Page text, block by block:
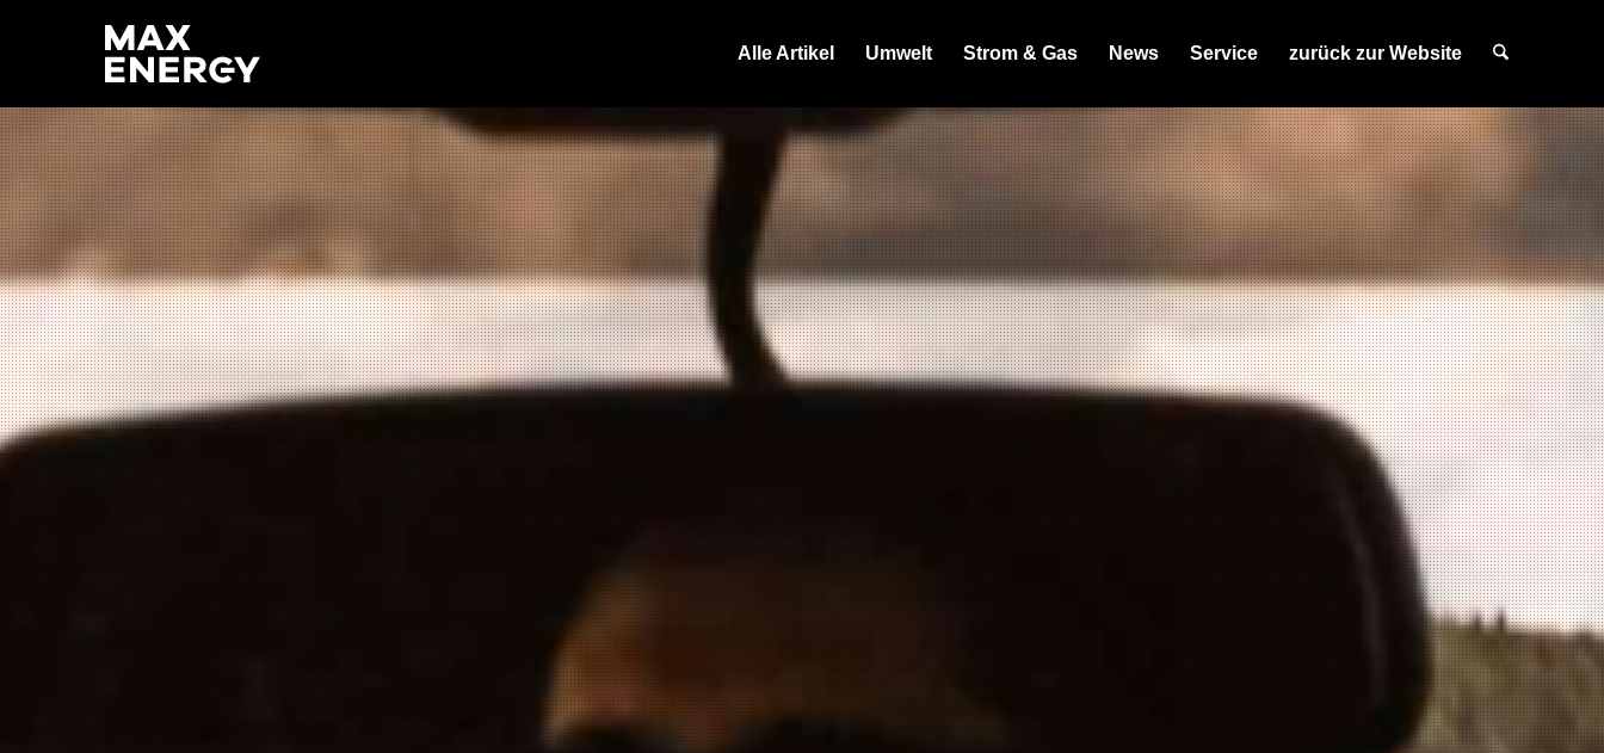
Alle Artikel Umwelt Strom & Gas News Service zurück zur Website